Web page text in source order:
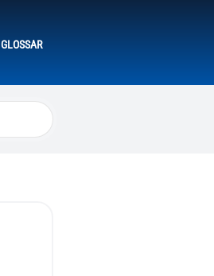
GLOSSAR